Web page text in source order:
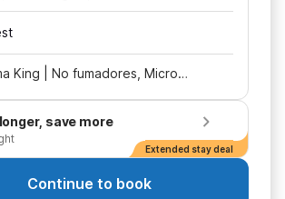
1 Cama King | No fumadores, Microondas
save more
Extended stay deal
Continue to book